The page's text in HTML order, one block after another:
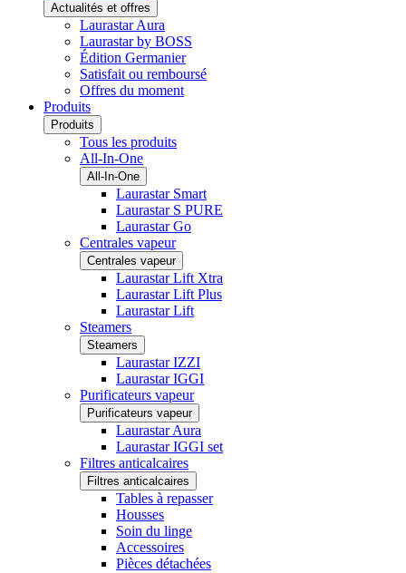
Actualités et offres
Laurastar Aura
Laurastar by BOSS
Édition Germanier
Satisfait ou remboursé
Offres du moment
Produits
Produits
Tous les produits
All-In-One
All-In-One
Laurastar Smart
Laurastar S PURE
Laurastar Go
Centrales vapeur
Centrales vapeur
Laurastar Lift Xtra
Laurastar Lift Plus
Laurastar Lift
Steamers
Steamers
Laurastar IZZI
Laurastar IGGI
Purificateurs vapeur
Purificateurs vapeur
Laurastar Aura
Laurastar IGGI set
Filtres anticalcaires
Filtres anticalcaires
Tables à repasser
Housses
Soin du linge
Accessoires
Pièces détachées